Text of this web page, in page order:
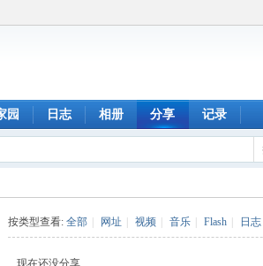
园 日志 相册 分享 记录
按类型查看: 全部 网址 视频 音乐 Flash 日志
现在还没分享